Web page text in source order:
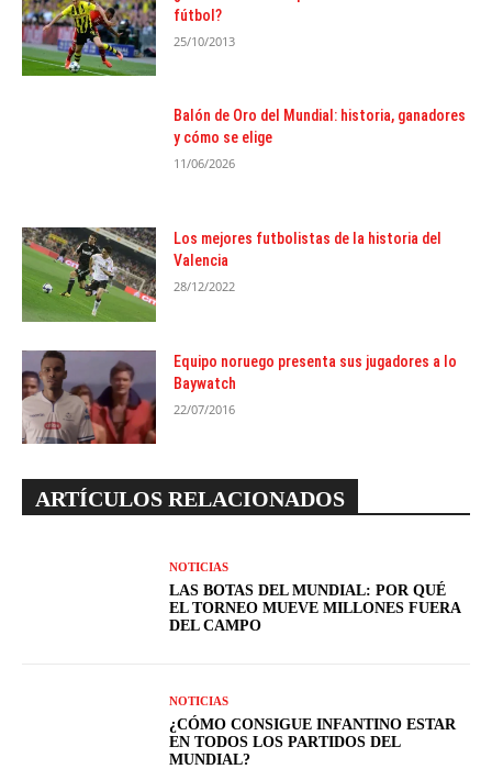
fútbol?
25/10/2013
Balón de Oro del Mundial: historia, ganadores
y cómo se elige
11/06/2026
Los mejores futbolistas de la historia del
Valencia
28/12/2022
Equipo noruego presenta sus jugadores a lo
Baywatch
22/07/2016
ARTÍCULOS RELACIONADOS
NOTICIAS
LAS BOTAS DEL MUNDIAL: POR QUÉ
EL TORNEO MUEVE MILLONES FUERA
DEL CAMPO
NOTICIAS
¿CÓMO CONSIGUE INFANTINO ESTAR
EN TODOS LOS PARTIDOS DEL
MUNDIAL?